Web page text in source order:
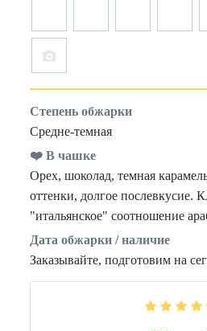
Степень обжарки
Средне-темная
❤️ В чашке
Орех, шоколад, темная
оттенки, долгое послевкусие.
"итальянское" соотношение
Дата обжарки / наличие
Заказывайте, подготовим на